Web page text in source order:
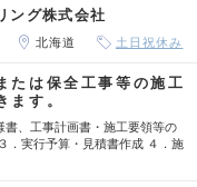
ング株式会社
北海道 土日祝休み
たは保全工事等の施工
ます。
書、工事計画書・施工要領等の
．実行予算・見積書作成 ４．施